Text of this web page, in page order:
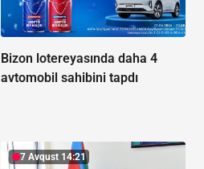
Bizon lotereyasında daha 4
avtomobil sahibini tapdı
7 Avqust 14:21